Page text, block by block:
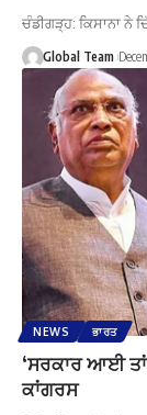
ਚੰਡੀਗੜ੍ਹ: ਕਿਸਾਨਾ ਨੇ
Global Team
NEWS ਭਾਰਤ
‘ਸਰਕਾਰ ਆਈ ਤਾਂ
ਕਾਂਗਰਸ